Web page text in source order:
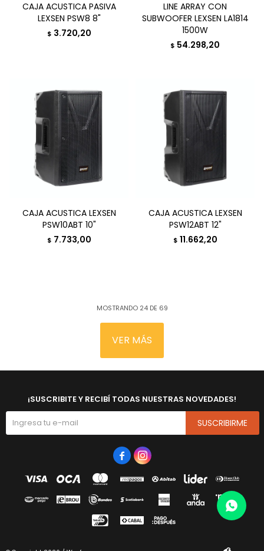
CAJA ACUSTICA PASIVA
LEXSEN PSW8 8"
$ 3.720,20
LINE ARRAY CON
SUBWOOFER LEXSEN LA1814
1500W
$ 54.298,20
CAJA ACUSTICA LEXSEN
PSW10ABT 10"
$ 7.733,00
CAJA ACUSTICA LEXSEN
PSW12ABT 12"
$ 11.662,20
MOSTRANDO 24DE 69
VER MÁS
¡SUSCRIBITE Y RECIBÍ TODAS NUESTRAS NOVEDADES!
SUSCRIBIRME
 